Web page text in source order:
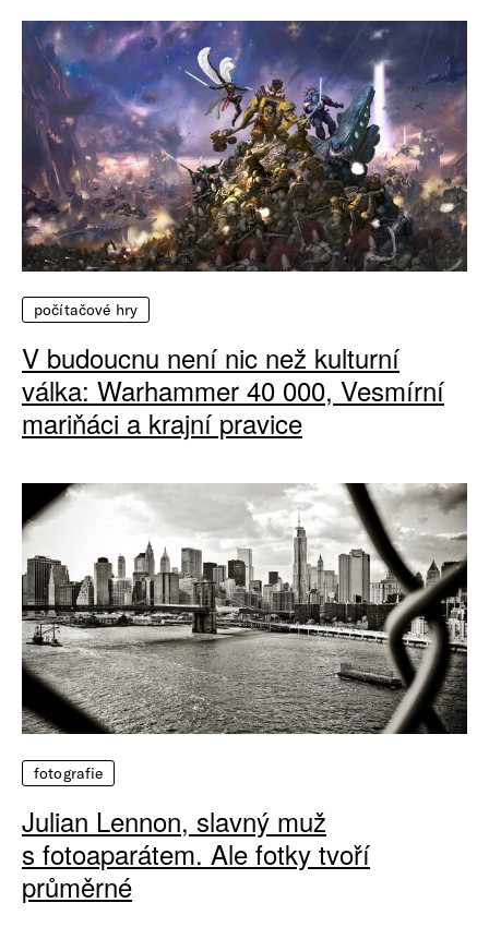
počítačové hry
V budoucnu není nic než kulturní
válka: Warhammer 40 000, Vesmírní
mariňáci a krajní pravice
fotografie
Julian Lennon, slavný muž
s fotoaparátem. Ale fotky tvoří
průměrné